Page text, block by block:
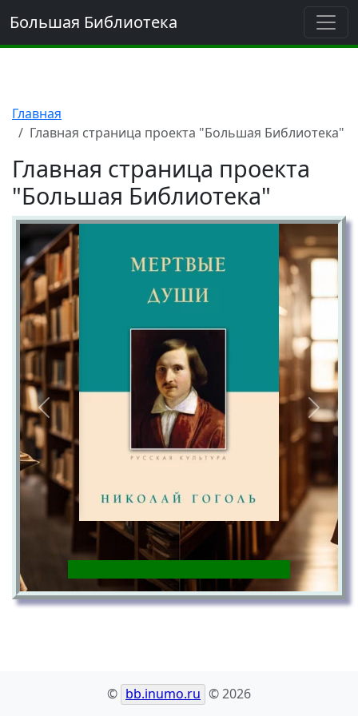
Большая Библиотека
Главная
Главная страница проекта "Большая Библиотека"
Главная страница проекта
"Большая Библиотека"
Previous Next
© bb.inumo.ru © 2026